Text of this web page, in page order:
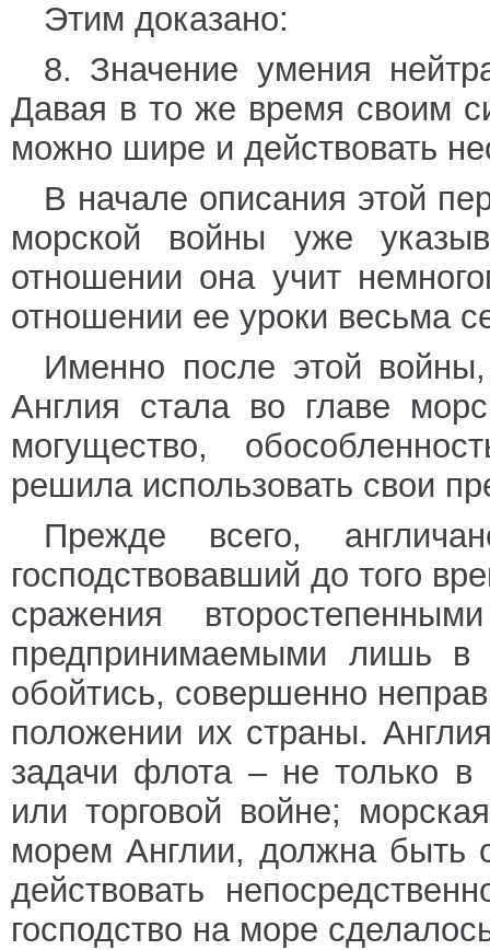
Этим доказано:
8. Значение умения
Давая в то же время своим
можно шире и действовать
В начале описания этой
морской войны уже
отношении она учит
отношении ее уроки весьма
Именно после этой
Англия стала во главе
могущество,
решила использовать свои
Прежде всего,
господствовавший до того
сражения
предпринимаемыми лишь в
обойтись, совершенно
положении их страны.
задачи флота – не только
или торговой войне;
морем Англии, должна быть
действовать
господство на море